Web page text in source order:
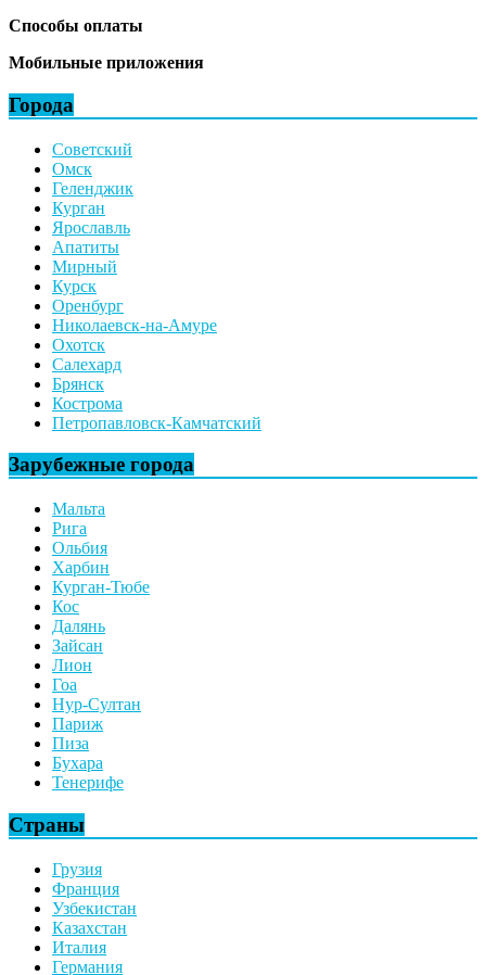
Способы оплаты
Мобильные приложения
Города
Советский
Омск
Геленджик
Курган
Ярославль
Апатиты
Мирный
Курск
Оренбург
Николаевск-на-Амуре
Охотск
Салехард
Брянск
Кострома
Петропавловск-Камчатский
Зарубежные города
Мальта
Рига
Ольбия
Харбин
Курган-Тюбе
Кос
Далянь
Зайсан
Лион
Гоа
Нур-Султан
Париж
Пиза
Бухара
Тенерифе
Страны
Грузия
Франция
Узбекистан
Казахстан
Италия
Германия